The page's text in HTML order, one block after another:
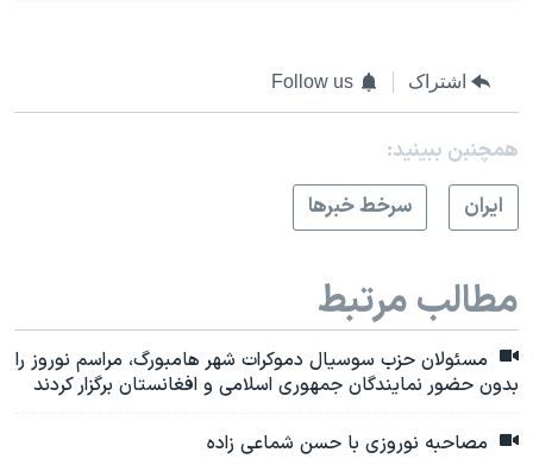
اشتراک Follow us
همچنبن ببینید:
ايران
سرخط خبرها
مطالب مرتبط
مسئولان حزب سوسیال دموکرات شهر هامبورگ، مراسم نوروز را
بدون حضور نمایندگان جمهوری اسلامی و افغانستان برگزار کردند
مصاحبه نوروزی با حسن شماعی زاده